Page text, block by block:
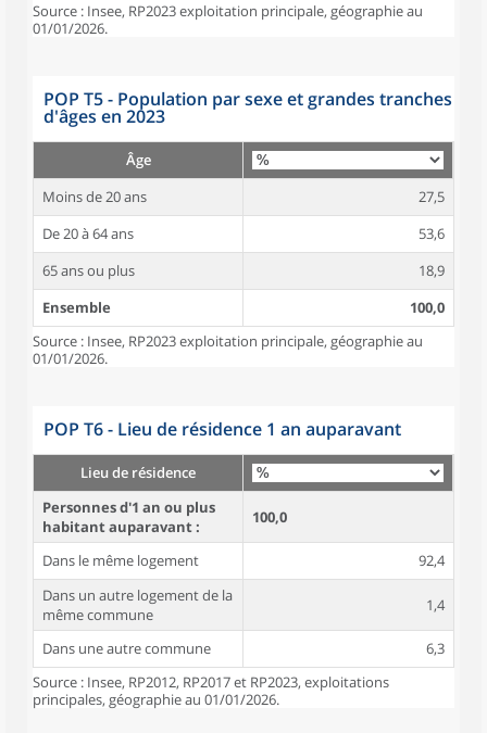
Source : Insee, RP2023 exploitation principale, géographie au
01/01/2026.
POP T5 - Population par sexe et grandes tranches
d'âges en 2023
Âge
Moins de 20 ans
27,5
De 20 à 64 ans
53,6
65 ans ou plus
18,9
Ensemble
100,0
Source : Insee, RP2023 exploitation principale, géographie au
01/01/2026.
POP T6 - Lieu de résidence 1 an auparavant
Lieu de résidence
Personnes d'1 an ou plus
habitant auparavant :
100,0
Dans le même logement
92,4
Dans un autre logement de la
même commune
1,4
Dans une autre commune
6,3
Source : Insee, RP2012, RP2017 et RP2023, exploitations
principales, géographie au 01/01/2026.